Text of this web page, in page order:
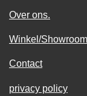
Over ons.
Winkel/Showroom
Contact
privacy policy